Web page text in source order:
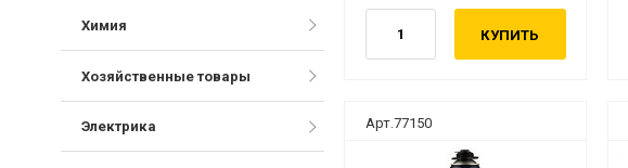
КУПИТЬ
Арт.77150
Химия
Хозяйственные товары
Электрика